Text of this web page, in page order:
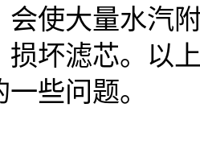
会使大量水汽
损坏滤芯。以
些问题。